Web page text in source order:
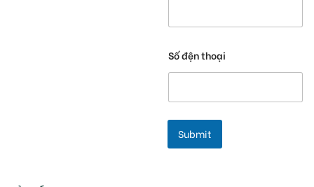
Số đện thoại
Submit